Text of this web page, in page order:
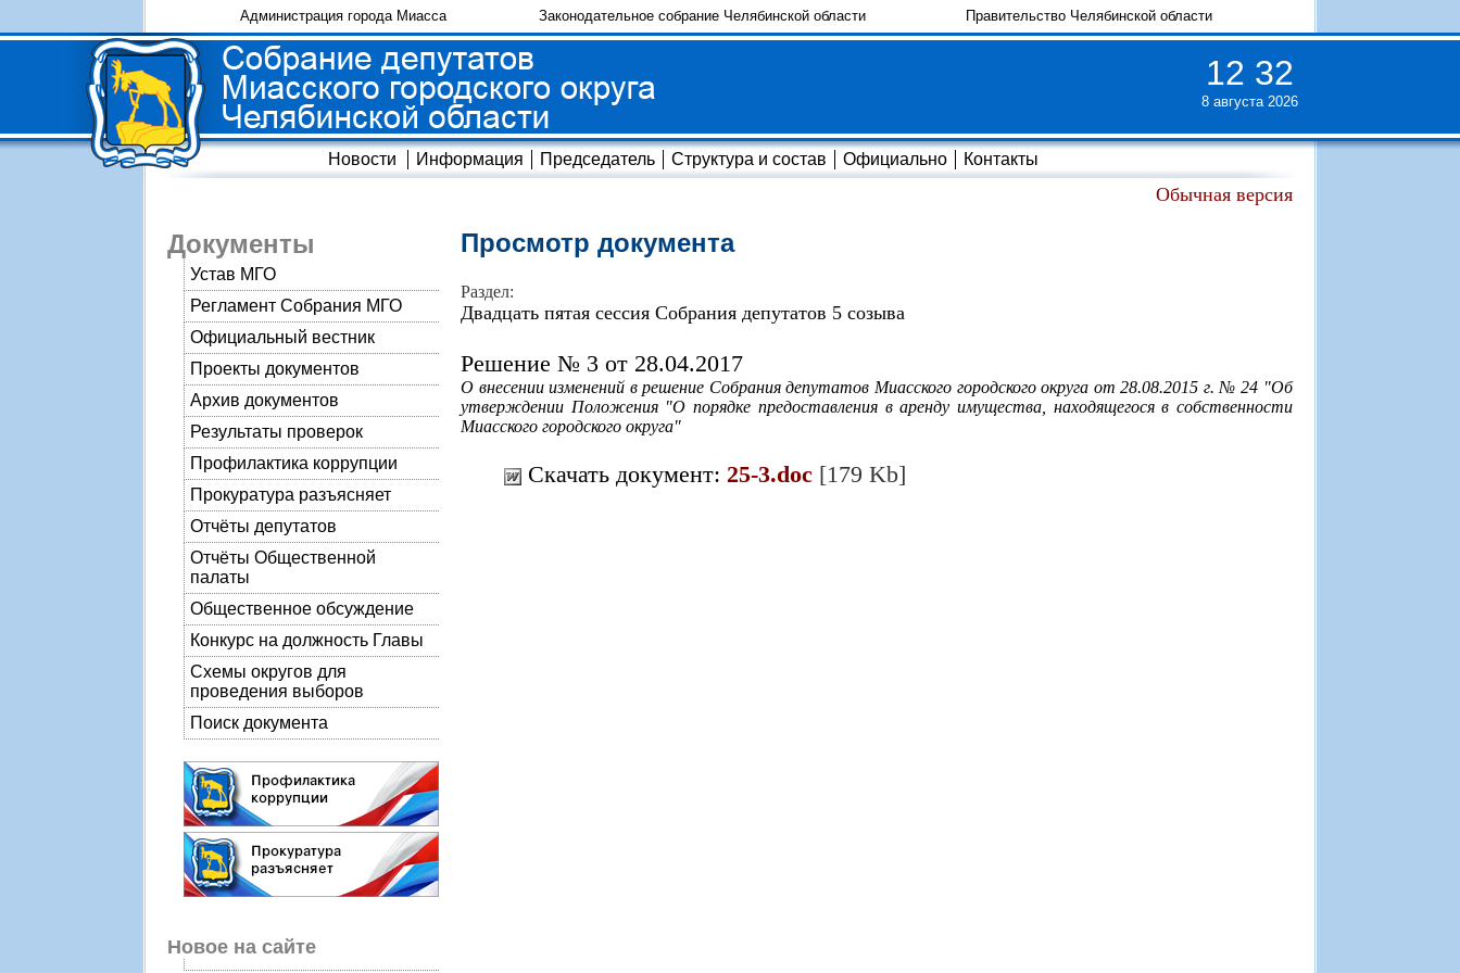
Администрация города Миасса Законодательное собрание Челябинской области Правительство Челябинской области
12 32
8 августа 2026
Новости Информация Председатель Структура и состав Официально Контакты
Обычная версия
Документы
Устав МГО
Регламент Собрания МГО
Официальный вестник
Проекты документов
Архив документов
Результаты проверок
Профилактика коррупции
Прокуратура разъясняет
Отчёты депутатов
Отчёты Общественной
палаты
Общественное обсуждение
Конкурс на должность Главы
Схемы округов для
проведения выборов
Поиск документа
Новое на сайте
Просмотр документа
Раздел:
Двадцать пятая сессия Собрания депутатов 5 созыва
Решение № 3 от 28.04.2017
О внесении изменений в решение Собрания депутатов Миасского городского округа от 28.08.2015 г. № 24 "Об
утверждении Положения "О порядке предоставления в аренду имущества, находящегося в собственности
Миасского городского округа"
Скачать документ: 25-3.doc [179 Kb]